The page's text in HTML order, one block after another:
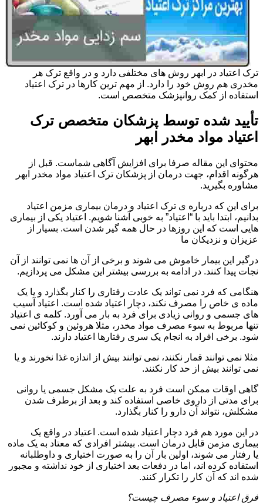
ترک اعتیاد در ابهر روش های مختلفی دارد و در واقع ترک هر
مخدری هم روش خود را دارد. از مهم ترین کارها در ترک اعتیاد
استفاده از کمک روانپزشک متخصص است.
تأیید شده توسط پزشکان متخصص ترک
اعتیاد مواد مخدر ابهر
محتوای این مقاله صرفا برای افزایش آگاهی شماست. قبل از
هرگونه اقدام، جهت درمان از پزشکان ترک اعتیاد مواد مخدر ابهر
مشاوره بگیرید.
برای این که درباره ی ترک اعتیاد و درمان بیماری مزمن اعتیاد
بدانیم، ابتدا باید با “اعتیاد” به خوبی آشنا شویم. اعتیاد یکی از بیماری
هایی است که این روزها در حال همه گیر شدن است. بسیار از
عزیزان و نزدیکان ما
درگیر این بیمار خاموش می شوند و برخی از آن ها نمی توانند از آن
نجات پیدا کنند. در ادامه به بررسی بیشتر این مشکل می پردازیم.
هنگامی که فرد نمی تواند یک عادت رفتاری را کنار بگذارد و یا یک
ماده ی خاص را مصرف نکند، دچار اعتیاد شده است. اعتیاد آسیب
های جسمی و روانی زیادی برای فرد به بار می آورد. کلمه ی اعتیاد
تنها مربوط به سوء مصرف مواد مخدر، مثلا هروئین و کوکائین نمی
شود. برخی افراد به انجام یک سری رفتارها اعتیاد دارند.
مثلا نمی توانند قمار نکنند، نمی توانند بیش از اندازه غذا نخورند و یا
نمی توانند بیش از حد کار نکنند.
گاهی اوقات ممکن است فرد به علت یک مشکل جسمی یا روانی
برای مدتی از داروی خاصی استفاده کند و بعد از برطرف شدن
مشکلش، نتواند آن دارو را کنار بگذارد.
در این مورد هم فرد دچار اعتیاد شده است. اعتیاد در واقع یک
بیماری مزمن قابل درمان است. بیشتر افرادی که معتاد به یک ماده
یا رفتار می شوند، اولین بار آن را به صورت اختیاری و داوطلبانه
استفاده کرده اند، اما در دفعات بعد اختیاری از خود نداشته و مجبور
شده اند که آن کار را تکرار کنند.
فرق اعتیاد و سوء مصرف چیست؟